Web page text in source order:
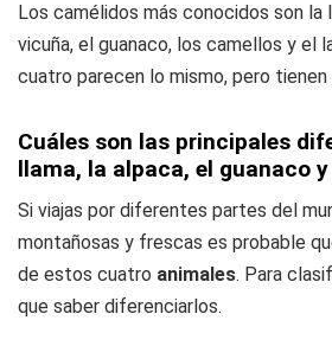
Los camélidos más conocidos son la
vicuña, el guanaco, los camellos y el
cuatro parecen lo mismo, pero tienen
Cuáles son las principales
llama, la alpaca, el guanaco
Si viajas por diferentes partes del
montañosas y frescas es probable
de estos cuatro animales. Para
que saber diferenciarlos.